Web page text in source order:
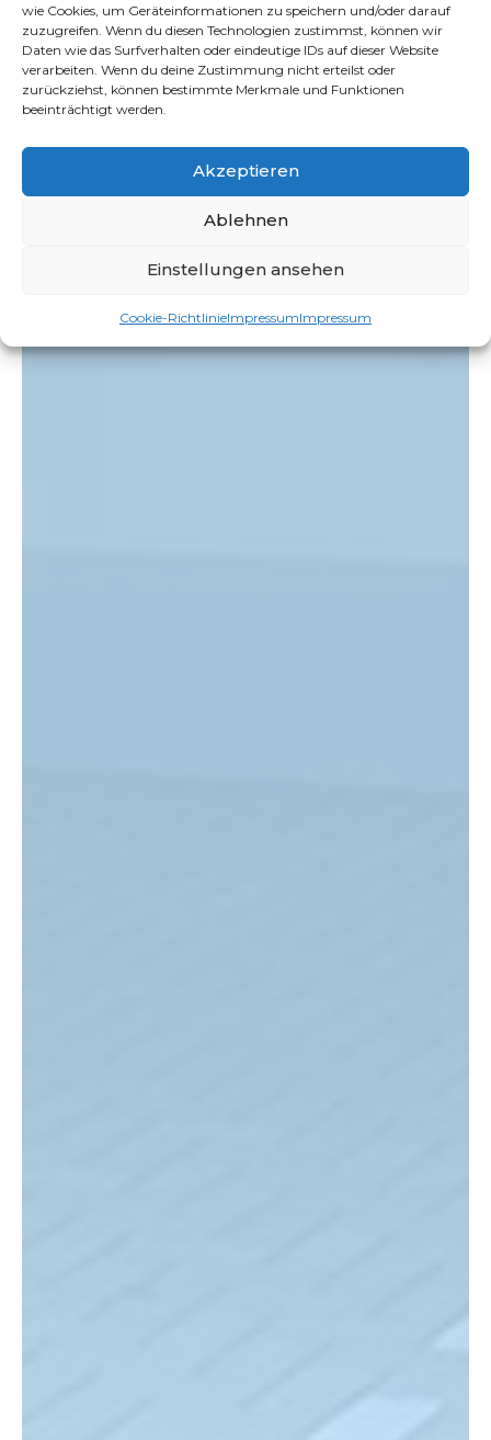
wie Cookies, um Geräteinformationen zu speichern und/oder darauf
zuzugreifen. Wenn du diesen Technologien zustimmst, können wir
Daten wie das Surfverhalten oder eindeutige IDs auf dieser Website
verarbeiten. Wenn du deine Zustimmung nicht erteilst oder
zurückziehst, können bestimmte Merkmale und Funktionen
beeinträchtigt werden.
Akzeptieren
Ablehnen
Einstellungen ansehen
Cookie-RichtlinieImpressumImpressum